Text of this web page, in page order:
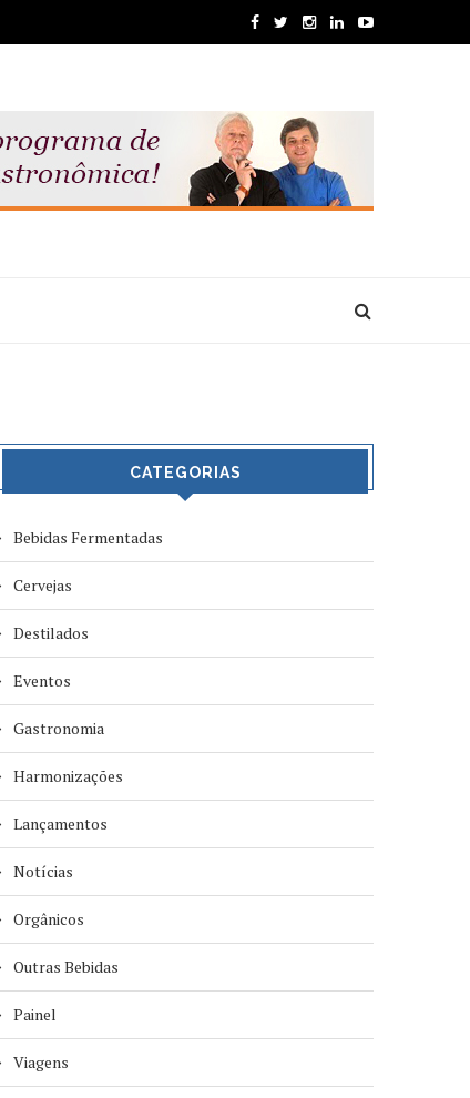
CATEGORIAS
Bebidas Fermentadas
Cervejas
Destilados
Eventos
Gastronomia
Harmonizações
Lançamentos
Notícias
Orgânicos
Outras Bebidas
Painel
Viagens